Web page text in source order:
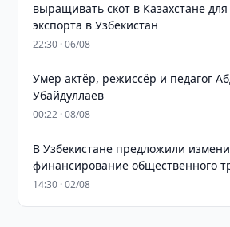
выращивать скот в Казахстане
экспорта в Узбекистан
22:30 · 06/08
Умер актёр, режиссёр и педагог
Убайдуллаев
00:22 · 08/08
В Узбекистане предложили
финансирование общественного
14:30 · 02/08